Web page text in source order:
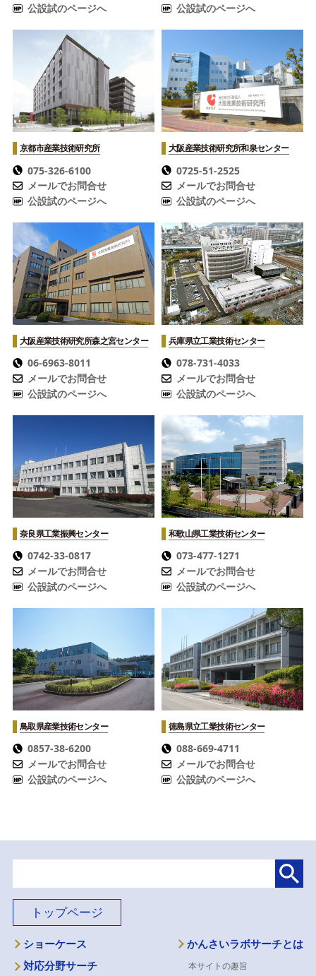
公設試のページへ 公設試のページへ
京都市産業技術研究所
075-326-6100
メールでお問合せ
公設試のページへ
大阪産業技術研究所和泉センター
0725-51-2525
メールでお問合せ
公設試のページへ
大阪産業技術研究所森之宮センター
06-6963-8011
メールでお問合せ
公設試のページへ
兵庫県立工業技術センター
078-731-4033
メールでお問合せ
公設試のページへ
奈良県工業振興センター
0742-33-0817
メールでお問合せ
公設試のページへ
和歌山県工業技術センター
073-477-1271
メールでお問合せ
公設試のページへ
鳥取県産業技術センター
0857-38-6200
メールでお問合せ
公設試のページへ
徳島県立工業技術センター
088-669-4711
メールでお問合せ
公設試のページへ
トップページ
ショーケース
対応分野サーチ
かんさいラボサーチとは
本サイトの趣旨